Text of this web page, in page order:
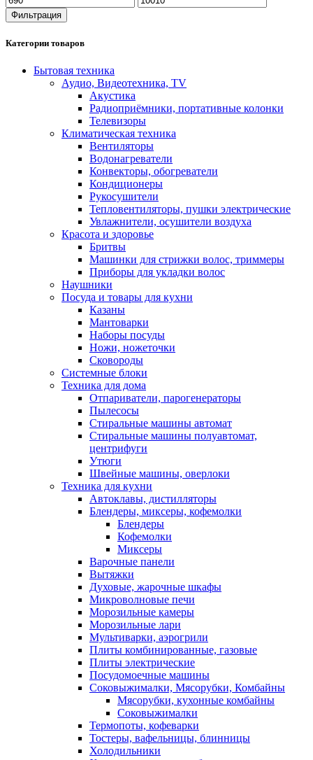
Фильтрация
Категории товаров
Бытовая техника
Аудио, Видеотехника, TV
Акустика
Радиоприёмники, портативные колонки
Телевизоры
Климатическая техника
Вентиляторы
Водонагреватели
Конвекторы, обогреватели
Кондиционеры
Рукосушители
Тепловентиляторы, пушки электрические
Увлажнители, осушители воздуха
Красота и здоровье
Бритвы
Машинки для стрижки волос, триммеры
Приборы для укладки волос
Наушники
Посуда и товары для кухни
Казаны
Мантоварки
Наборы посуды
Ножи, ножеточки
Сковороды
Системные блоки
Техника для дома
Отпариватели, парогенераторы
Пылесосы
Стиральные машины автомат
Стиральные машины полуавтомат,
центрифуги
Утюги
Швейные машины, оверлоки
Техника для кухни
Автоклавы, дистилляторы
Блендеры, миксеры, кофемолки
Блендеры
Кофемолки
Миксеры
Варочные панели
Вытяжки
Духовые, жарочные шкафы
Микроволновые печи
Морозильные камеры
Морозильные лари
Мультиварки, аэрогрили
Плиты комбинированные, газовые
Плиты электрические
Посудомоечные машины
Соковыжималки, Мясорубки, Комбайны
Мясорубки, кухонные комбайны
Соковыжималки
Термопоты, кофеварки
Тостеры, вафельницы, блинницы
Холодильники